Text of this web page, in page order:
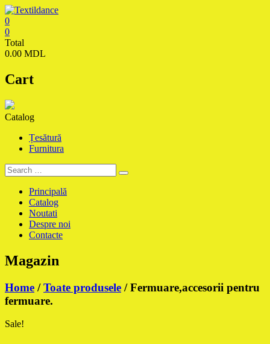
Skip
to
content
Textildance.md
0
0
Total
0.00 MDL
Cart
Catalog
Țesătură
Furnitura
Principală
Catalog
Noutati
Despre noi
Contacte
Magazin
Home /Toate produsele / Fermuare,accesorii pentru
fermuare.
Sale!